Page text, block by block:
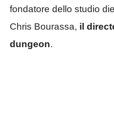
fondatore dello studio
Chris Bourassa, il
dungeon.